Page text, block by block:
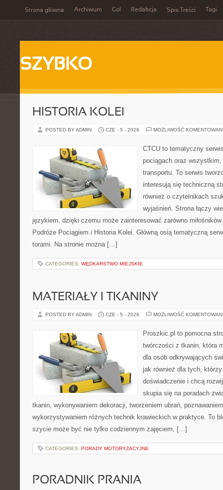
Strona główna Archiwum Gol Redakcja Spis Treści Tagi
SZYBKO
HISTORIA KOLEI
POSTED BY ADMIN CZE - 5 - 2026 MOŻLIWOŚĆ
CTCU to tematyczny
pociągach oraz
transportu. To serwis
interesują się techniczną
również o czytelnikach
wyjaśnień. Strona łączy
językiem, dzięki czemu może zainteresować zarówno
Podróże Pociągiem i Historia Kolei. Główną osią tematyczną
torami. Na stronie można […]
CATEGORIES: WĘDKARSTWO MIEJSKIE
MATERIAŁY I TKANINY
POSTED BY ADMIN CZE - 5 - 2026 MOŻLIWOŚĆ
Proszkic.pl to pomocna
twórczości z tkanin, która
dla osób odkrywających
jak również dla tych,
doświadczenie i chcą
skupia się na poradach
tkanin, wykonywaniem dekoracji, tworzeniem ubrań,
wykorzystywaniem różnych technik krawieckich w praktyce. To
szycie może być nie tylko codziennym zajęciem, […]
CATEGORIES: PORADY MOTORYZACYJNE
PORADNIK PRANIA